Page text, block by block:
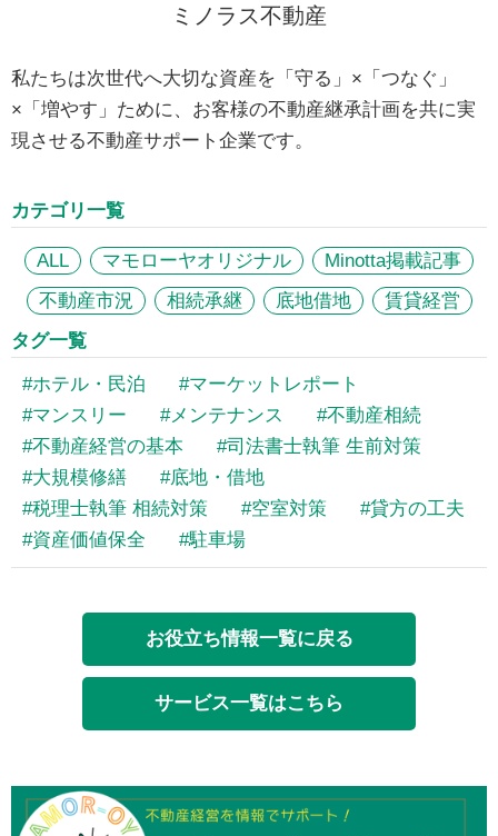
ミノラス不動産
私たちは次世代へ大切な資産を「守る」×「つなぐ」
×「増やす」ために、お客様の不動産継承計画を共に実
現させる不動産サポート企業です。
カテゴリ一覧
ALL マモローヤオリジナル
Minotta掲載記事
不動産市況
相続承継 底地借地
賃貸経営
タグ一覧
ホテル・民泊
マーケットレポート
マンスリー
メンテナンス
不動産相続
不動産経営の基本
司法書士執筆 生前対策
大規模修繕
底地・借地
税理士執筆 相続対策
空室対策
貸方の工夫
資産価値保全
駐車場
お役立ち情報一覧に戻る
サービス一覧はこちら